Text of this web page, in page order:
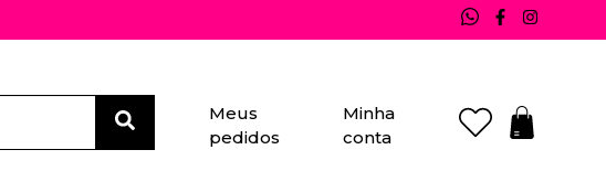
Meus
pedidos
Minha
conta